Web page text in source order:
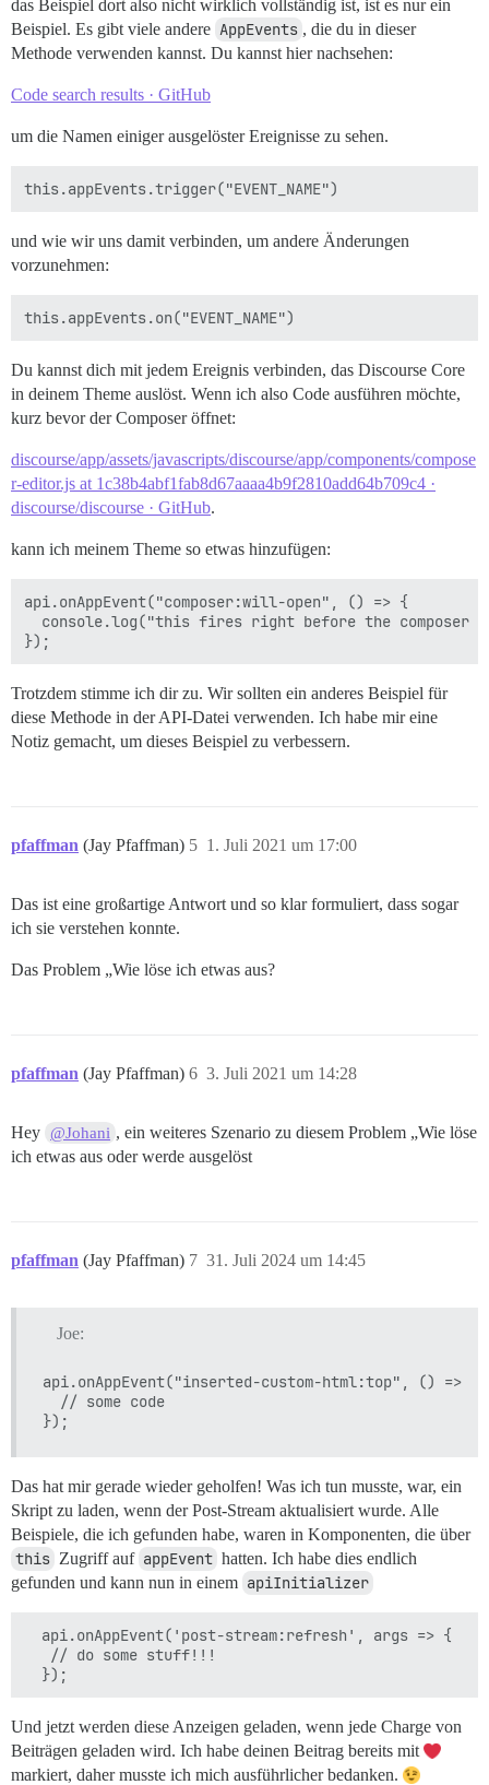
das Beispiel dort also nicht wirklich vollständig ist, ist es nur ein
Beispiel. Es gibt viele andere AppEvents , die du in dieser
Methode verwenden kannst. Du kannst hier nachsehen:
Code search results · GitHub
um die Namen einiger ausgelöster Ereignisse zu sehen.
und wie wir uns damit verbinden, um andere Änderungen
vorzunehmen:
Du kannst dich mit jedem Ereignis verbinden, das Discourse Core
in deinem Theme auslöst. Wenn ich also Code ausführen möchte,
kurz bevor der Composer öffnet:
discourse/app/assets/javascripts/discourse/app/components/compose
r-editor.js at 1c38b4abf1fab8d67aaaa4b9f2810add64b709c4 ·
discourse/discourse · GitHub.
kann ich meinem Theme so etwas hinzufügen:
api.onAppEvent("composer:will-open", () => {
console.log("this fires right before the composer
Trotzdem stimme ich dir zu. Wir sollten ein anderes Beispiel für
diese Methode in der API-Datei verwenden. Ich habe mir eine
Notiz gemacht, um dieses Beispiel zu verbessern.
pfaffman (Jay Pfaffman) 1. Juli 2021 um 17:00
5
Das ist eine großartige Antwort und so klar formuliert, dass sogar
ich sie verstehen konnte.
Das Problem „Wie löse ich etwas aus?
pfaffman (Jay Pfaffman) 3. Juli 2021 um 14:28
6
Hey @Johani , ein weiteres Szenario zu diesem Problem „Wie löse
ich etwas aus oder werde ausgelöst
pfaffman (Jay Pfaffman) 31. Juli 2024 um 14:45
7
Joe:
api.onAppEvent("inserted-custom-html:top", () => {
  // some code
Das hat mir gerade wieder geholfen! Was ich tun musste, war, ein
Skript zu laden, wenn der Post-Stream aktualisiert wurde. Alle
Beispiele, die ich gefunden habe, waren in Komponenten, die über
this Zugriff auf appEvent hatten. Ich habe dies endlich
gefunden und kann nun in einem apiInitializer
  api.onAppEvent('post-stream:refresh', args => {
   // do some stuff!!!
Und jetzt werden diese Anzeigen geladen, wenn jede Charge von
Beiträgen geladen wird. Ich habe deinen Beitrag bereits mit
markiert, daher musste ich mich ausführlicher bedanken.